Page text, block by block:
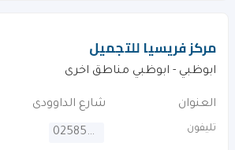
مركز فريسيا للتجميل
ابوظبي - ابوظبي مناطق اخرى
العنوان شارع الداوودى
تليفون 025855008